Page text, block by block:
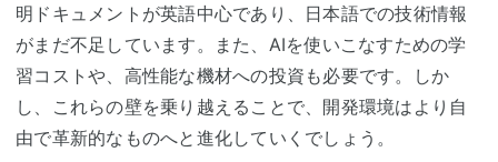
明ドキュメントが英語中心であり、日本語での技術情報
がまだ不足しています。また、AIを使いこなすための学
習コストや、高性能な機材への投資も必要です。しか
し、これらの壁を乗り越えることで、開発環境はより自
由で革新的なものへと進化していくでしょう。